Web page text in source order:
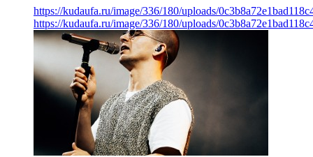
https://kudaufa.ru/image/336/180/uploads/
https://kudaufa.ru/image/336/180/uploads/